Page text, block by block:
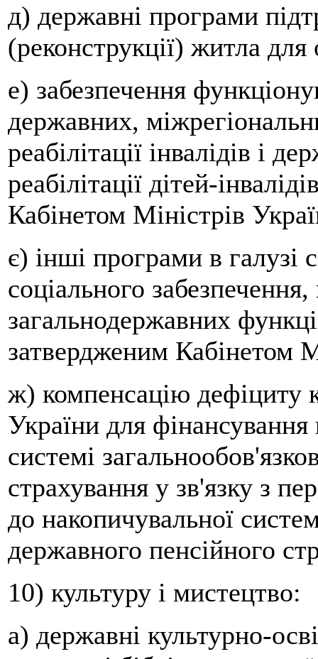
д) державні програми
(реконструкції) житла
е) забезпечення
державних,
реабілітації інвалідів і
реабілітації дітей-
Кабінетом Міністрів
є) інші програми в галузі
соціального
загальнодержавних
затвердженим Кабінетом
ж) компенсацію дефіциту
України для фінансування
системі
страхування у зв'язку з
до накопичувальної
державного пенсійного
10) культуру і мистецтво:
а) державні культурно-